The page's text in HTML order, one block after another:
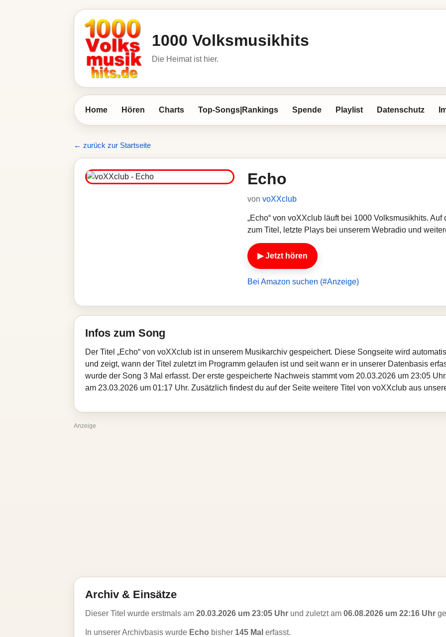
1000 Volksmusikhits
Die Heimat ist hier.
Home Hören Charts Top-Songs|Rankings Spende Playlist Datenschutz
← zurück zur Startseite
Echo
von voXXclub
„Echo“ von voXXclub läuft bei 1000 Volksmusikhits.
zum Titel, letzte Plays bei unserem Webradio und
▶ Jetzt hören
Bei Amazon suchen (#Anzeige)
Infos zum Song
Der Titel „Echo“ von voXXclub ist in unserem Musikarchiv gespeichert. Diese Songseite wird
und zeigt, wann der Titel zuletzt im Programm gelaufen ist und seit wann er in unserer Datenbasis
wurde der Song 3 Mal erfasst. Der erste gespeicherte Nachweis stammt vom 20.03.2026 um 23:05
am 23.03.2026 um 01:17 Uhr. Zusätzlich findest du auf der Seite weitere Titel von voXXclub aus
Anzeige
Archiv & Einsätze
Dieser Titel wurde erstmals am 20.03.2026 um 23:05 Uhr und zuletzt am 06.08.2026 um 22:16 Uhr
In unserer Archivbasis wurde Echo bisher 145 Mal erfasst.